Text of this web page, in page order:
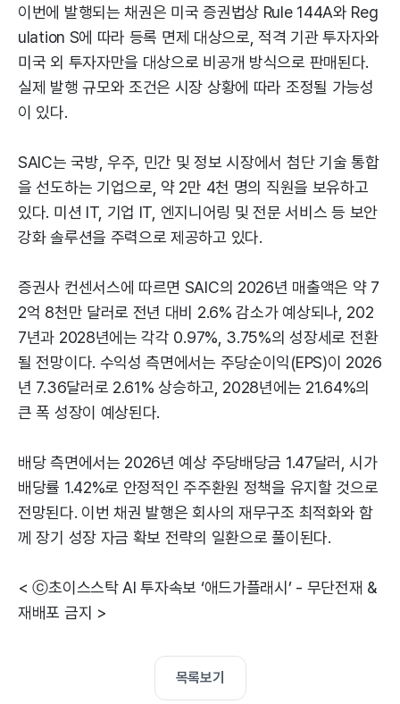
이번에 발행되는 채권은 미국 증권법상 Rule 144A와 Reg
ulation S에 따라 등록 면제 대상으로, 적격 기관 투자자와
미국 외 투자자만을 대상으로 비공개 방식으로 판매된다.
실제 발행 규모와 조건은 시장 상황에 따라 조정될 가능성
이 있다.
SAIC는 국방, 우주, 민간 및 정보 시장에서 첨단 기술 통합
을 선도하는 기업으로, 약 2만 4천 명의 직원을 보유하고
있다. 미션 IT, 기업 IT, 엔지니어링 및 전문 서비스 등 보안
강화 솔루션을 주력으로 제공하고 있다.
증권사 컨센서스에 따르면 SAIC의 2026년 매출액은 약 7
2억 8천만 달러로 전년 대비 2.6% 감소가 예상되나, 202
7년과 2028년에는 각각 0.97%, 3.75%의 성장세로 전환
될 전망이다. 수익성 측면에서는 주당순이익(EPS)이 2026
년 7.36달러로 2.61% 상승하고, 2028년에는 21.64%의
큰 폭 성장이 예상된다.
배당 측면에서는 2026년 예상 주당배당금 1.47달러, 시가
배당률 1.42%로 안정적인 주주환원 정책을 유지할 것으로
전망된다. 이번 채권 발행은 회사의 재무구조 최적화와 함
께 장기 성장 자금 확보 전략의 일환으로 풀이된다.
< ⓒ초이스스탁 AI 투자속보 ‘애드가플래시’ - 무단전재 &
재배포 금지 >
목록보기